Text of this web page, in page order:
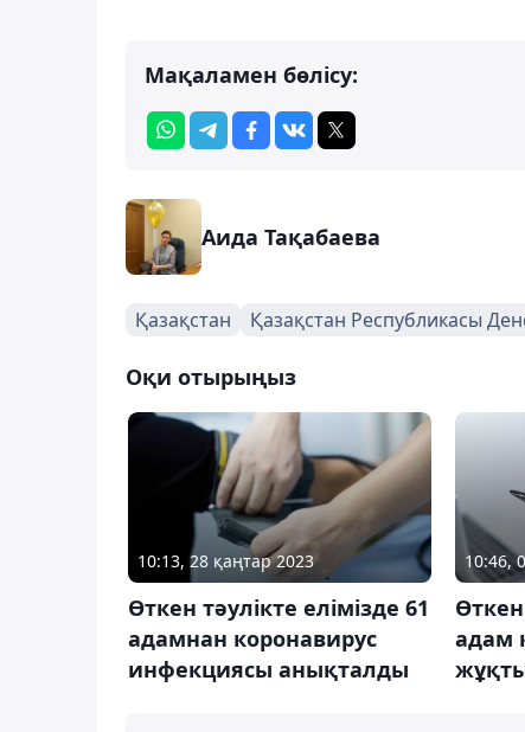
Мақаламен бөлісу:
Аида Тақабаева
Қазақстан Қазақстан Республикасы
Оқи отырыңыз
10:13, 28 қаңтар 2023
Өткен тәулікте елімізде 61
адамнан коронавирус
инфекциясы анықталды
10:46,
Өткен
адам